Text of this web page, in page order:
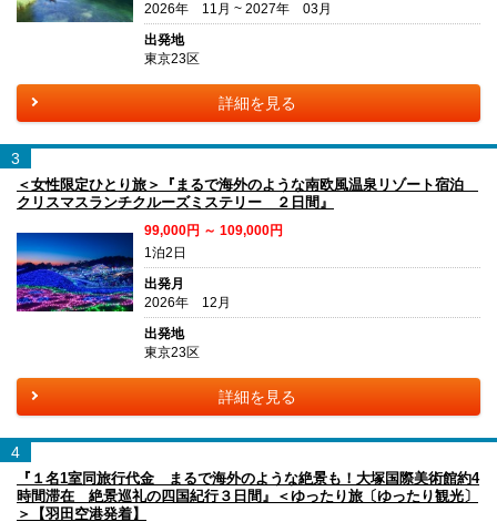
2026年 11月 ~ 2027年 03月
出発地
東京23区
詳細を見る
3
＜女性限定ひとり旅＞『まるで海外のような南欧風温泉リゾート宿泊
クリスマスランチクルーズミステリー ２日間』
99,000円 ～ 109,000円
1泊2日
出発月
2026年 12月
出発地
東京23区
詳細を見る
4
『１名1室同旅行代金 まるで海外のような絶景も！大塚国際美術館約4
時間滞在 絶景巡礼の四国紀行３日間』＜ゆったり旅〔ゆったり観光〕
＞【羽田空港発着】